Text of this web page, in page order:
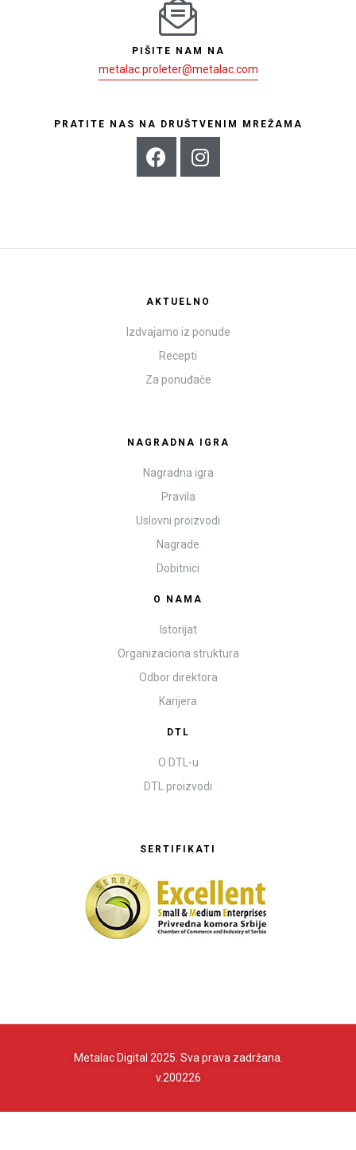
PIŠITE NAM NA
metalac.proleter@metalac.com
PRATITE NAS NA DRUŠTVENIM MREŽAMA
AKTUELNO
Izdvajamo iz ponude
Recepti
Za ponuđače
NAGRADNA IGRA
Nagradna igra
Pravila
Uslovni proizvodi
Nagrade
Dobitnici
O NAMA
Istorijat
Organizaciona struktura
Odbor direktora
Karijera
DTL
O DTL-u
DTL proizvodi
SERTIFIKATI
Metalac Digital 2025. Sva prava zadržana.
v.200226